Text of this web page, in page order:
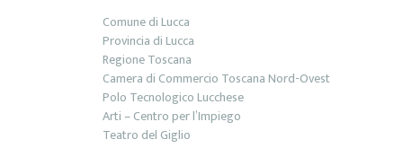
Comune di Lucca
Provincia di Lucca
Regione Toscana
Camera di Commercio Toscana Nord-Ovest
Polo Tecnologico Lucchese
Arti – Centro per l’Impiego
Teatro del Giglio